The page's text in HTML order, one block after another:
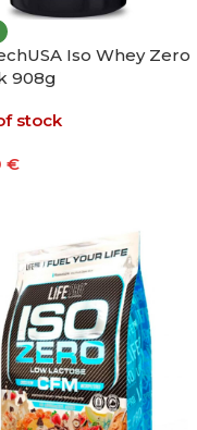
Iso Whey Zero
908g
stock
€